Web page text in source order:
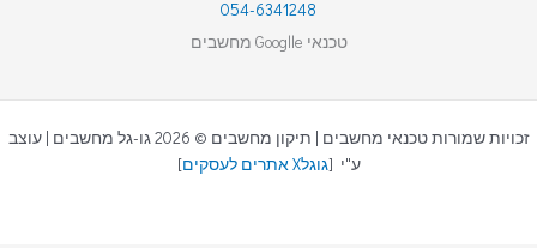
054-6341248
טכנאי Googlle מחשבים
זכויות שמורות טכנאי מחשבים | תיקון מחשבים © 2026 גו-גל מחשבים | עוצב
ע"י [גוגלX אתרים לעסקים ]